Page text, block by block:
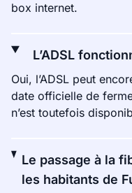
box internet.
L’ADSL
Oui, l’ADSL peut
date officielle de
n’est toutefois
Le passage à la
les habitants de